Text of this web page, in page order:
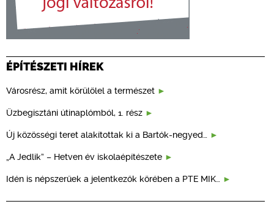
ÉPÍTÉSZETI HÍREK
Városrész, amit körülölel a természet
Üzbegisztáni útinaplómból, 1. rész
Új közösségi teret alakítottak ki a Bartók-negyed…
„A Jedlik” – Hetven év iskolaépítészete
Idén is népszerűek a jelentkezők körében a PTE MIK…